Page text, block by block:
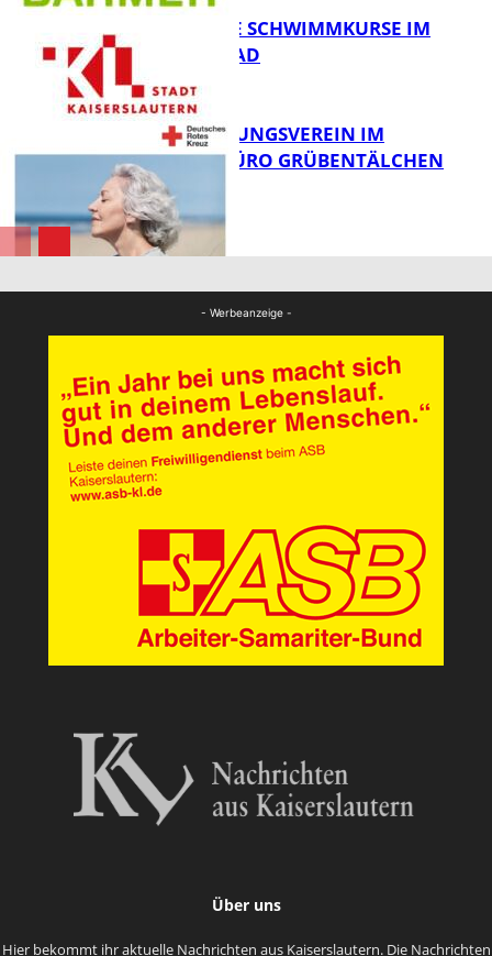
FB Gesundheit
KOSTENLOSE SCHWIMMKURSE IM
WARMFREIBAD
DRK BETREUUNGSVEREIN IM
STADTTEILBÜRO GRÜBENTÄLCHEN
- Werbeanzeige -
Über uns
Hier bekommt ihr aktuelle Nachrichten aus Kaiserslautern. Die Nachrichten